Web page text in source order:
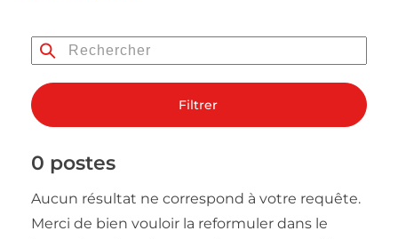
Filtrer
0 postes
Aucun résultat ne correspond à votre requête.
Merci de bien vouloir la reformuler dans le